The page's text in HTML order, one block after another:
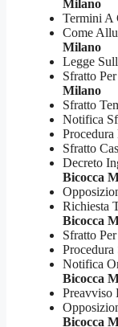
Milano
Termini A
Come
Milano
Legge
Sfratto
Milano
Sfratto
Notifica
Sfratto
Decreto
Bicocca
Richiesta
Bicocca
Sfratto
Procedura
Notifica
Bicocca
Preavviso
Bicocca